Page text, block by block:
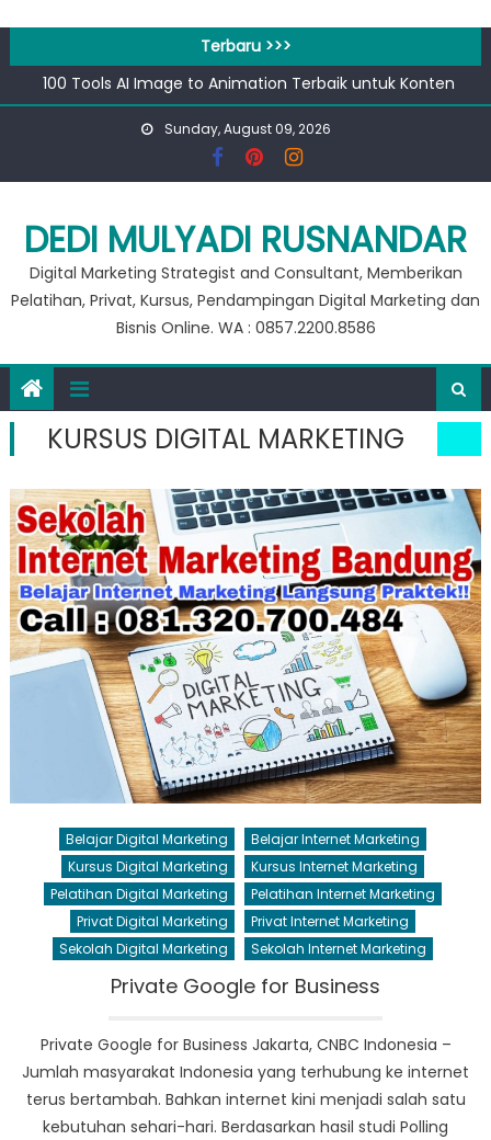
content
Terbaru >>>
100 Tools AI Image to Animation Terbaik untuk Konten
Video & Animasi
Apa bedanya kata pengantar pendahuluan dan prakata
Private Google for Business
Workshop Google for Business
Sunday, August 09, 2026
DEDI MULYADI RUSNANDAR
Digital Marketing Strategist and Consultant, Memberikan
Pelatihan, Privat, Kursus, Pendampingan Digital Marketing dan
Bisnis Online. WA : 0857.2200.8586
KURSUS DIGITAL MARKETING
Belajar Digital Marketing
Belajar Internet Marketing
Kursus Digital Marketing
Kursus Internet Marketing
Pelatihan Digital Marketing
Pelatihan Internet Marketing
Privat Digital Marketing
Privat Internet Marketing
Sekolah Digital Marketing
Sekolah Internet Marketing
Private Google for Business
Private Google for Business Jakarta, CNBC Indonesia –
Jumlah masyarakat Indonesia yang terhubung ke internet
terus bertambah. Bahkan internet kini menjadi salah satu
kebutuhan sehari-hari. Berdasarkan hasil studi Polling